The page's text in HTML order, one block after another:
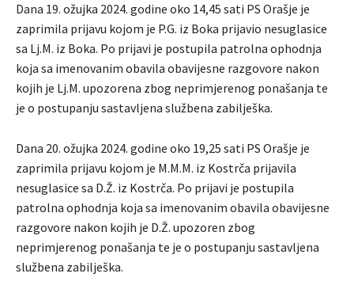
Dana 19. ožujka 2024. godine oko 14,45 sati PS Orašje je
zaprimila prijavu kojom je P.G. iz Boka prijavio nesuglasice
sa Lj.M. iz Boka. Po prijavi je postupila patrolna ophodnja
koja sa imenovanim obavila obavijesne razgovore nakon
kojih je Lj.M. upozorena zbog neprimjerenog ponašanja te
je o postupanju sastavljena službena zabilješka.
Dana 20. ožujka 2024. godine oko 19,25 sati PS Orašje je
zaprimila prijavu kojom je M.M.M. iz Kostrča prijavila
nesuglasice sa D.Ž. iz Kostrča. Po prijavi je postupila
patrolna ophodnja koja sa imenovanim obavila obavijesne
razgovore nakon kojih je D.Ž. upozoren zbog
neprimjerenog ponašanja te je o postupanju sastavljena
službena zabilješka.